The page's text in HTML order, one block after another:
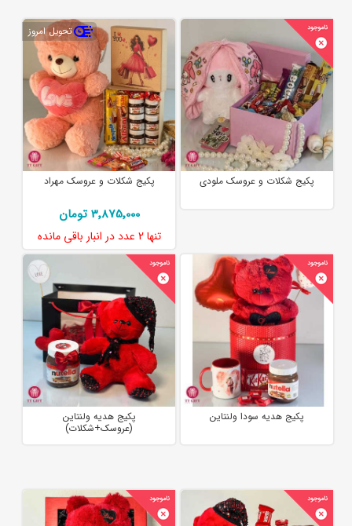
پکیج شکلات و عروسک ملودی
تحویل امروز
پکیج شکلات و عروسک مهراد
3٬875٬000 تومان
تنها2 عدد در انبار باقی مانده
پکیج هدیه سودا ولنتاین پکیج هدیه ولنتاین
(عروسک+شکلات)